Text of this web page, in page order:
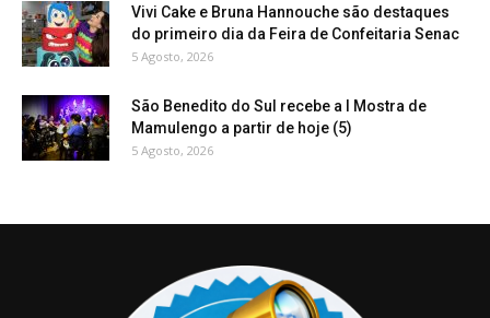
Vivi Cake e Bruna Hannouche são destaques
do primeiro dia da Feira de Confeitaria Senac
5 Agosto, 2026
São Benedito do Sul recebe a I Mostra de
Mamulengo a partir de hoje (5)
5 Agosto, 2026